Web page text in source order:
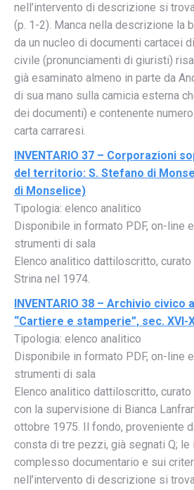
nell’intervento di descrizione si
(p. 1-2). Manca nella descrizione la
da un nucleo di documenti cartacei
civile (pronunciamenti di giuristi)
già esaminato almeno in parte da
di sua mano sulla camicia esterna
dei documenti) e contenente
carta carraresi.
INVENTARIO 37 – Corporazioni
del territorio: S. Stefano di
di Monselice)
Tipologia: elenco analitico
Disponibile in formato PDF, on-line
strumenti di sala
Elenco analitico dattiloscritto, curato
Strina nel 1974.
INVENTARIO 38 – Archivio civico
“Cartiere e stamperie”, sec. XVI-
Tipologia: elenco analitico
Disponibile in formato PDF, on-line
strumenti di sala
Elenco analitico dattiloscritto,
con la supervisione di Bianca
ottobre 1975. Il fondo, proveniente
consta di tre pezzi, già segnati Q;
complesso documentario e sui
nell’intervento di descrizione si